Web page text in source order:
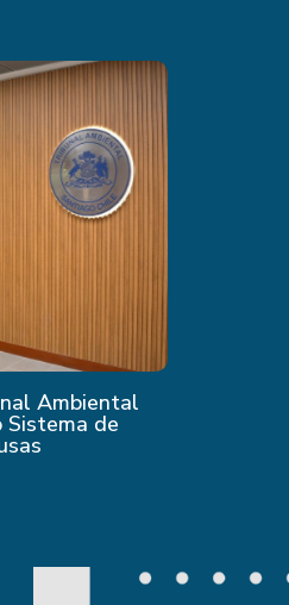
Ambiental
Sistema de